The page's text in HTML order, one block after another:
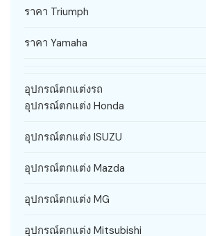
ราคา Triumph
ราคา Yamaha
อุปกรณ์ตกแต่งรถ
อุปกรณ์ตกแต่ง Honda
อุปกรณ์ตกแต่ง ISUZU
อุปกรณ์ตกแต่ง Mazda
อุปกรณ์ตกแต่ง MG
อุปกรณ์ตกแต่ง Mitsubishi